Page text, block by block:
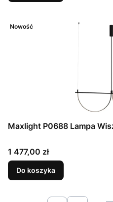
Nowość
Maxlight P0688 Lampa
Cena
1 477,00 zł
Do koszyka